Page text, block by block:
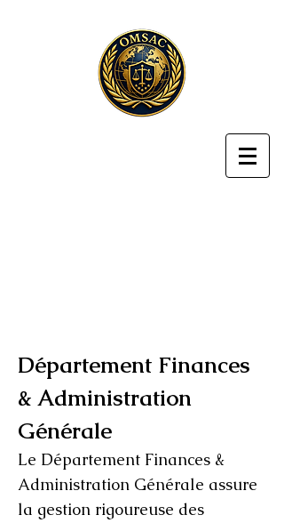
Département Finances
& Administration
Générale
Le Département Finances &
Administration Générale assure
la gestion rigoureuse des